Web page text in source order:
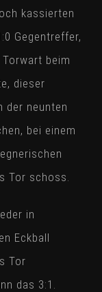
kassierten
Gegentreffer,
beim
dieser
der neunten
bei einem
Tor schoss.
in
Eckball
Tor
das 3:1.